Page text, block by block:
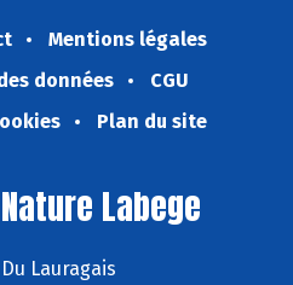
Mentions légales
données
CGU
Plan du site
Labege
Lauragais